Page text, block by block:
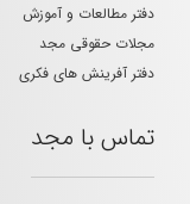
دفتر مطالعات و آموزش
مجلات حقوقی مجد
دفتر آفرینش های فکری
تماس با مجد